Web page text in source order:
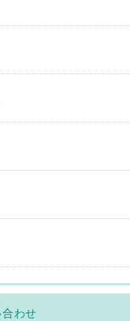
わせ